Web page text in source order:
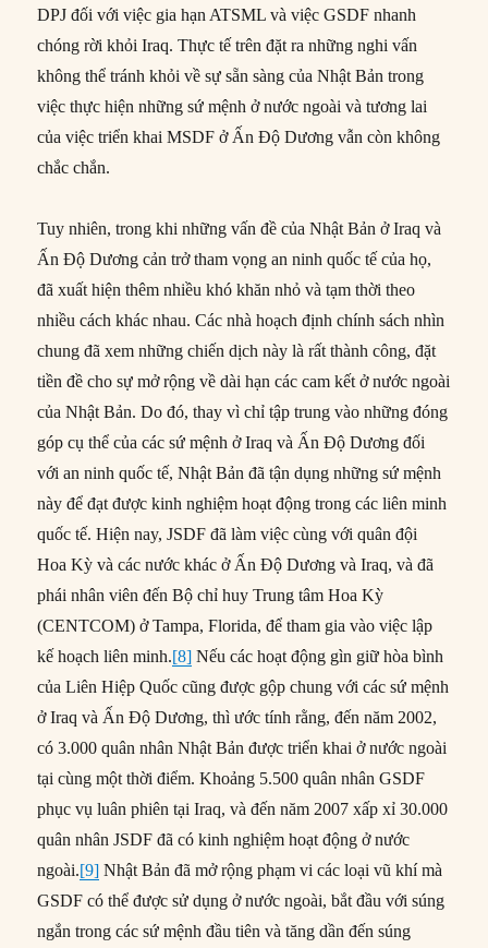
DPJ đối với việc gia hạn ATSML và việc GSDF nhanh
chóng rời khỏi Iraq. Thực tế trên đặt ra những nghi vấn
không thể tránh khỏi về sự sẵn sàng của Nhật Bản trong
việc thực hiện những sứ mệnh ở nước ngoài và tương lai
của việc triển khai MSDF ở Ấn Độ Dương vẫn còn không
chắc chắn.
Tuy nhiên, trong khi những vấn đề của Nhật Bản ở Iraq và
Ấn Độ Dương cản trở tham vọng an ninh quốc tế của họ,
đã xuất hiện thêm nhiều khó khăn nhỏ và tạm thời theo
nhiều cách khác nhau. Các nhà hoạch định chính sách nhìn
chung đã xem những chiến dịch này là rất thành công, đặt
tiền đề cho sự mở rộng về dài hạn các cam kết ở nước ngoài
của Nhật Bản. Do đó, thay vì chỉ tập trung vào những đóng
góp cụ thể của các sứ mệnh ở Iraq và Ấn Độ Dương đối
với an ninh quốc tế, Nhật Bản đã tận dụng những sứ mệnh
này để đạt được kinh nghiệm hoạt động trong các liên minh
quốc tế. Hiện nay, JSDF đã làm việc cùng với quân đội
Hoa Kỳ và các nước khác ở Ấn Độ Dương và Iraq, và đã
phái nhân viên đến Bộ chỉ huy Trung tâm Hoa Kỳ
(CENTCOM) ở Tampa, Florida, để tham gia vào việc lập
kế hoạch liên minh.[8] Nếu các hoạt động gìn giữ hòa bình
của Liên Hiệp Quốc cũng được gộp chung với các sứ mệnh
ở Iraq và Ấn Độ Dương, thì ước tính rằng, đến năm 2002,
có 3.000 quân nhân Nhật Bản được triển khai ở nước ngoài
tại cùng một thời điểm. Khoảng 5.500 quân nhân GSDF
phục vụ luân phiên tại Iraq, và đến năm 2007 xấp xỉ 30.000
quân nhân JSDF đã có kinh nghiệm hoạt động ở nước
ngoài.[9] Nhật Bản đã mở rộng phạm vi các loại vũ khí mà
GSDF có thể được sử dụng ở nước ngoài, bắt đầu với súng
ngắn trong các sứ mệnh đầu tiên và tăng dần đến súng